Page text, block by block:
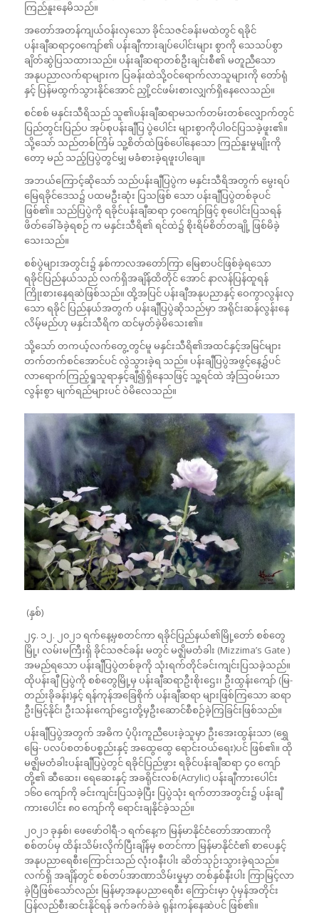
ကြည်နူးနေမိသည်။
အတော်အတန်ကျယ်ဝန်းလှသော ခိုင်သဇင်ခန်းမထဲတွင် ရခိုင်
ပန်းချီဆရာ၄၀ကျော်၏ ပန်းချီကားချပ်ပေါင်းများ စွာကို သေသပ်စွာ
ချိတ်ဆွဲပြသထားသည်။ ပန်းချီဆရာတစ်ဦးချင်းစီ၏ မတူညီသော
အနုပညာလက်ရာများက ပြခန်းထဲသို့ဝင်ရောက်လာသူများကို တော်ရုံ
နှင့် ပြန်မထွက်သွားနိုင်အောင် ညှို့ငင်ဖမ်းစားလျှက်ရှိနေလေသည်။
စင်စစ် မနှင်းသီရိသည် သူ၏ပန်းချီဆရာမသက်တမ်းတစ်လျှောက်တွင်
ပြည်တွင်းပြည်ပ အုပ်စုပန်းချီပြ ပွဲပေါင်း များစွာကိုပါဝင်ပြသခဲ့ဖူး၏။
သို့သော် သည်တစ်ကြိမ် သူ့စိတ်ထဲဖြစ်ပေါ်နေသော ကြည်နူးမှုမျိုးကို
တော့ မည် သည့်ပြပွဲတွင်မျှ မခံစားခဲ့ရဖူးပါချေ။
အဘယ်ကြောင့်ဆိုသော် သည်ပန်းချီပြပွဲက မနှင်းသီရိအတွက် မွေးရပ်
မြေရခိုင်ဒေသ၌ ပထမဦးဆုံး ပြသဖြစ် သော ပန်းချီပြပွဲတစ်ခုပင်
ဖြစ်၏။ သည်ပြပွဲကို ရခိုင်ပန်းချီဆရာ ၄၀ကျော်ဖြင့် စုပေါင်းပြသရန်
ဖိတ်ခေါ်ခံခဲ့ရစဉ် က မနှင်းသီရိ၏ ရင်ထဲ၌ စိုးရိမ်စိတ်တချို့ ဖြစ်မိခဲ့
သေးသည်။
စစ်ပွဲများအတွင်း၌ နှစ်ကာလအတော်ကြာ မြေစာပင်ဖြစ်ခဲ့ရသော
ရခိုင်ပြည်နယ်သည် လက်ရှိအချိန်ထိတိုင် အောင် နာလန်ပြန်ထူရန်
ကြိုးစားနေရဆဲဖြစ်သည်။ ထို့အပြင် ပန်းချီအနုပညာနှင့် ဝေကွာလွန်းလှ
သော ရခိုင် ပြည်နယ်အတွက် ပန်းချီပြပွဲဆိုသည်မှာ အရိုင်းဆန်လွန်းနေ
လိမ့်မည်ဟု မနှင်းသီရိက ထင်မှတ်ခဲ့မိသေး၏။
သို့သော် တကယ့်လက်တွေ့တွင်မူ မနှင်းသီရိ၏အထင်နှင့်အမြင်များ
တက်တက်စင်အောင်ပင် လွဲသွားခဲ့ရ သည်။ ပန်းချီပြပွဲအဖွင့်နေ့၌ပင်
လာရောက်ကြည့်ရှုသူရာနှင့်ချီ၍ရှိနေသဖြင့် သူ့ရင်ထဲ အံ့သြဝမ်းသာ
လွန်းစွာ မျက်ရည်များပင် ဝဲမိလေသည်။
(နှစ်)
၂၄. ၁၂. ၂၀၂၁ ရက်နေ့မှစတင်ကာ ရခိုင်ပြည်နယ်၏မြို့တော် စစ်တွေ
မြို့၊ လမ်းမကြီးရှိ ခိုင်သဇင်ခန်း မတွင် မဇ္ဈိမတံခါး (Mizzima’s Gate )
အမည်ရသော ပန်းချီပြပွဲတစ်ခုကို သုံးရက်တိုင်ခင်းကျင်းပြသခဲ့သည်။
ထိုပန်းချီ ပြပွဲကို စစ်တွေမြို့မှ ပန်းချီဆရာဦးစိုးဌေး၊ ဦးထွန်းကျော် (မြ-
တည်းခိုခန်း)နှင့် ရန်ကုန်အခြေစိုက် ပန်းချီဆရာ များဖြစ်ကြသော ဆရာ
ဦးမြင့်နိုင်၊ ဦးသန်းကျော်ဌေးတို့မှဦးဆောင်စီစဉ်ခဲ့ကြခြင်းဖြစ်သည်။
ပန်းချီပြပွဲအတွက် အဓိက ပံ့ပိုးကူညီပေးခဲ့သူမှာ ဦးအေးထွန်းသာ (ရွှေ
မြေ- ပလပ်စတစ်ပစ္စည်းနှင့် အထွေထွေ ရောင်းဝယ်ရေး)ပင် ဖြစ်၏။ ထို
မဇ္ဈိမတံခါးပန်းချီပြပွဲတွင် ရခိုင်ပြည်ဖွား ရခိုင်ပန်းချီဆရာ ၄၀ ကျော်
တို့၏ ဆီဆေး၊ ရေဆေးနှင့် အခရိုင်းလစ်(Acrylic) ပန်းချီကားပေါင်း
၁၆၀ ကျော်ကို ခင်းကျင်းပြသခဲ့ပြီး ပြပွဲသုံး ရက်တာအတွင်း၌ ပန်းချီ
ကားပေါင်း ၈၀ ကျော်ကို ရောင်းချနိုင်ခဲ့သည်။
၂၀၂၁ ခုနှစ်၊ ဖေဖော်ဝါရီ-၁ ရက်နေ့က မြန်မာနိုင်ငံတော်အာဏာကို
စစ်တပ်မှ ထိန်းသိမ်းလိုက်ပြီးချိန်မှ စတင်ကာ မြန်မာနိုင်ငံ၏ စာပေနှင့်
အနုပညာရေစီးကြောင်းသည် လုံးဝနီးပါး ဆိတ်သုဉ်းသွားခဲ့ရသည်။
လက်ရှိ အချိန်တွင် စစ်တပ်အာဏာသိမ်းမှုမှာ တစ်နှစ်နီးပါး ကြာမြင့်လာ
ခဲ့ပြီဖြစ်သော်လည်း မြန်မာ့အနုပညာရေစီး ကြောင်းမှာ ပုံမှန်အတိုင်း
ပြန်လည်စီးဆင်းနိုင်ရန် ခက်ခက်ခဲခဲ ရုန်းကန်နေဆဲပင် ဖြစ်၏။